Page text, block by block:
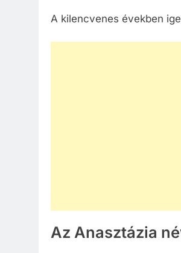
A kilencvenes években
Az Anasztázia